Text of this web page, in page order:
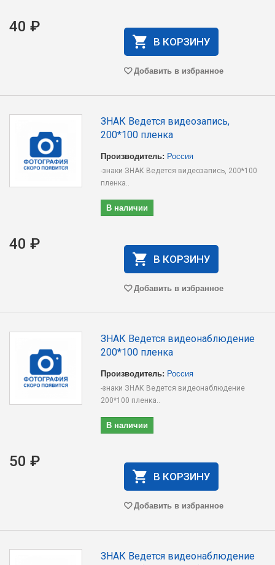
40 ₽
В КОРЗИНУ
Добавить в избранное
ЗНАК Ведется видеозапись,
200*100 пленка
Производитель: Россия
-знаки ЗНАК Ведется видеозапись, 200*100
пленка..
В наличии
40 ₽
В КОРЗИНУ
Добавить в избранное
ЗНАК Ведется видеонаблюдение
200*100 пленка
Производитель: Россия
-знаки ЗНАК Ведется видеонаблюдение
200*100 пленка..
В наличии
50 ₽
В КОРЗИНУ
Добавить в избранное
ЗНАК Ведется видеонаблюдение